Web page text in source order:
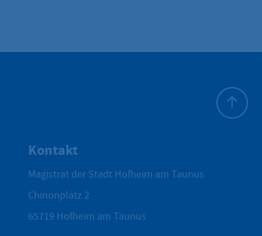
Kontakt
Magistrat der Stadt Hofheim am Taunus
Chinonplatz 2
65719 Hofheim am Taunus